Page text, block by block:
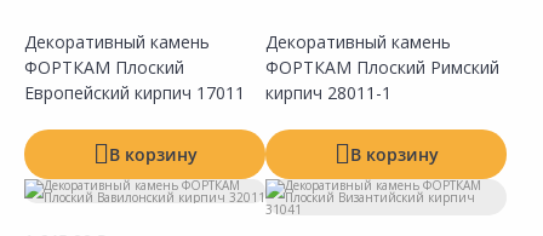
Декоративный камень
ФОРТКАМ Плоский
Европейский кирпич 17011
В корзину
Декоративный камень
ФОРТКАМ Плоский Римский
кирпич 28011-1
В корзину